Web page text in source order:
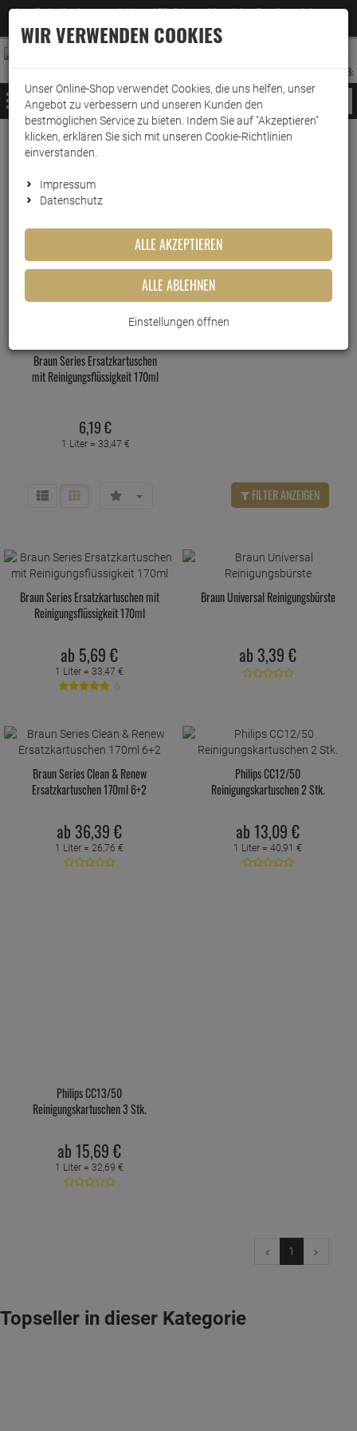
Jetzt für den Newsletter entscheiden und 5% Rabatt auf Ihre nächste Bestellung erhalten
–Zum Newsletter
ANMELDEN
AUFKLAPPEN
MERKZETTEL
WARENKORB:
MENÜ
www.wark24.de Drogerie Körperpflege Rasiererpflege
Braun Series Ersatzkartuschen
mit Reinigungsflüssigkeit 170ml
6,19€
1 Liter = 33,47 €
FILTER ANZEIGEN
Braun Series Ersatzkartuschen mit
Reinigungsflüssigkeit 170ml
ab 5,69 €
1 Liter = 33,47 €
6
Braun Universal Reinigungsbürste
ab 3,39 €
Braun Series Clean & Renew
Ersatzkartuschen 170ml 6+2
ab 36,39 €
1 Liter = 26,76 €
Philips CC12/50
Reinigungskartuschen 2 Stk.
ab 13,09 €
1 Liter = 40,91 €
Philips CC13/50
Reinigungskartuschen 3 Stk.
ab 15,69 €
1 Liter = 32,69 €
1
Topseller in dieser Kategorie
WIR VERWENDEN COOKIES
Unser Online-Shop verwendet Cookies, die uns helfen, unser
Angebot zu verbessern und unseren Kunden den
bestmöglichen Service zu bieten. Indem Sie auf "Akzeptieren"
klicken, erklären Sie sich mit unseren Cookie-Richtlinien
einverstanden.
Impressum
Datenschutz
ALLE AKZEPTIEREN
ALLE ABLEHNEN
Einstellungen öffnen